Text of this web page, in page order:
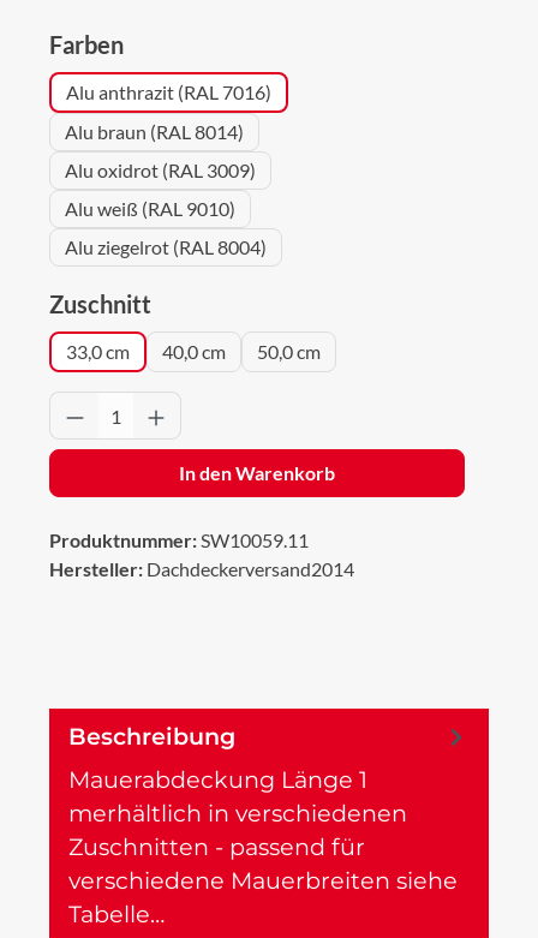
Farbenauswählen
Alu anthrazit (RAL 7016)
Alu braun (RAL 8014)
Alu oxidrot (RAL 3009)
Alu weiß (RAL 9010)
Alu ziegelrot (RAL 8004)
Zuschnitt
33,0 cm 40,0 cm 50,0 cm
Produkt Anzahl: Gib den gewünschten
In den Warenkorb
Produktnummer:SW10059.11
Hersteller: Dachdeckerversand2014
Beschreibung
Mauerabdeckung Länge 1
merhältlich in verschiedenen
Zuschnitten - passend für
verschiedene Mauerbreiten siehe
Tabelle…